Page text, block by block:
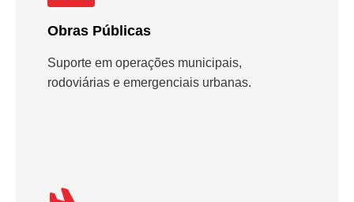
Obras Públicas
Suporte em operações municipais,
rodoviárias e emergenciais urbanas.